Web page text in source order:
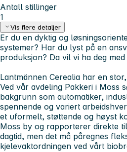
Antall stillinger
1
Vis flere detaljer
Er du en dyktig og
systemer? Har du lyst på en
produksjon? Da vil vi ha deg
Lantmännen Cerealia har en
Ved vår avdeling Pakkeri i Moss
bakgrunn som automatiker,
spennende og variert
et uformelt, støttende og høyst
Moss by og rapporterer direkte
dagtid, men det må påregnes
kjelevaktordningen ved vårt